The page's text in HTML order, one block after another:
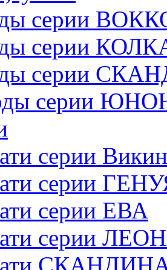
серии
серии
серии
серии
серии
серии
серии ЕВА
серии